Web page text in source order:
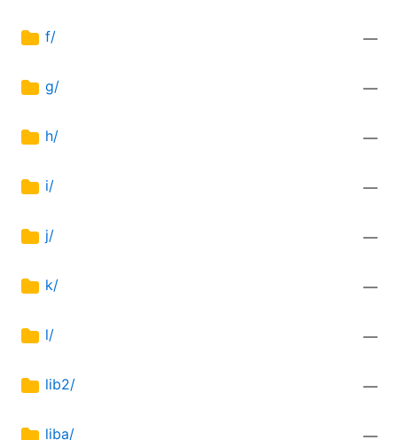
f/ —
g/ —
h/ —
i/ —
j/ —
k/ —
l/ —
lib2/ —
liba/ —